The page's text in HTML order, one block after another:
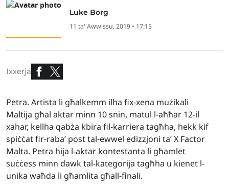
Luke Borg
11 ta' Awwissu, 2019 • 17:15
Ixxerja
Petra. Artista li għalkemm ilha fix-xena mużikali
Maltija għal aktar minn 10 snin, matul l-aħħar 12-il
xahar, kellha qabża kbira fil-karriera tagħha, hekk kif
spiċċat fir-raba’ post tal-ewwel edizzjoni ta’ X Factor
Malta. Petra hija l-aktar kontestanta li għamlet
suċċess minn dawk tal-kategorija tagħha u kienet l-
unika waħda li għamlita għall-finali.